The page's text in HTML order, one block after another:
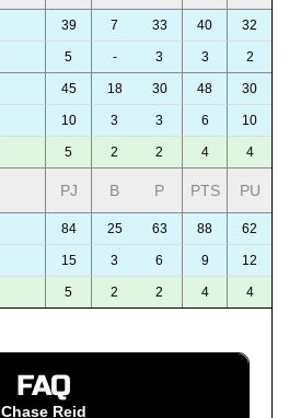
39 7 33 40 32
5 - 3 3 2
45 18 30 48 30
10 3 3 6 10
5 2 2 4 4
PJ B P PTS PU
84 25 63 88 62
15 3 6 9 12
5 2 2 4 4
FAQ
Chase Reid